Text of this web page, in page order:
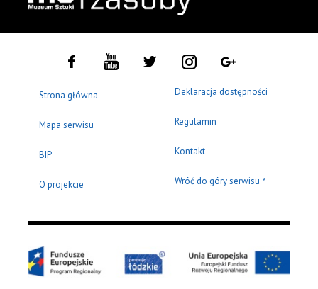
Strona główna
Mapa serwisu
BIP
O projekcie
Deklaracja dostępności
Regulamin
Kontakt
Wróć do góry serwisu ^